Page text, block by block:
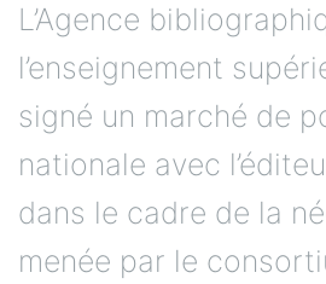
L’Agence
l’enseignement
signé un marché de
nationale avec
dans le cadre de la
menée par le